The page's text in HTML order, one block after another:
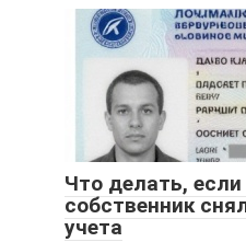
Что делать,
собственник
учета